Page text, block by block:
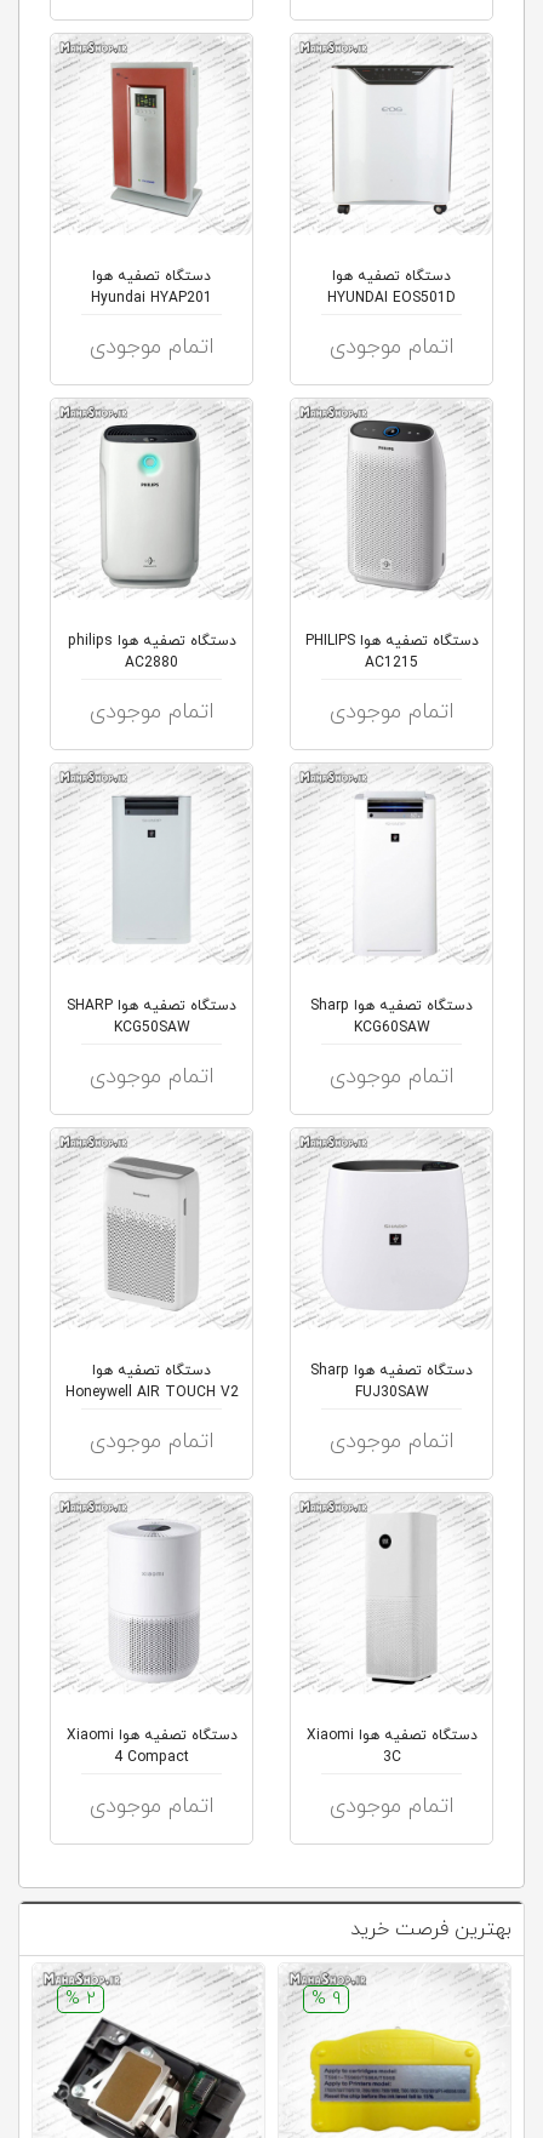
دستگاه تصفیه هوا
HYUNDAI EOS501D
اتمام موجودی
دستگاه تصفیه هوا
Hyundai HYAP201
اتمام موجودی
دستگاه تصفیه هوا PHILIPS
AC1215
اتمام موجودی
دستگاه تصفیه هوا philips
AC2880
اتمام موجودی
دستگاه تصفیه هوا Sharp
KCG60SAW
اتمام موجودی
دستگاه تصفیه هوا SHARP
KCG50SAW
اتمام موجودی
دستگاه تصفیه هوا Sharp
FUJ30SAW
اتمام موجودی
دستگاه تصفیه هوا
Honeywell AIR TOUCH V2
اتمام موجودی
دستگاه تصفیه هوا Xiaomi
3C
اتمام موجودی
دستگاه تصفیه هوا Xiaomi
4 Compact
اتمام موجودی
بهترین فرصت خرید
9 %
2 %